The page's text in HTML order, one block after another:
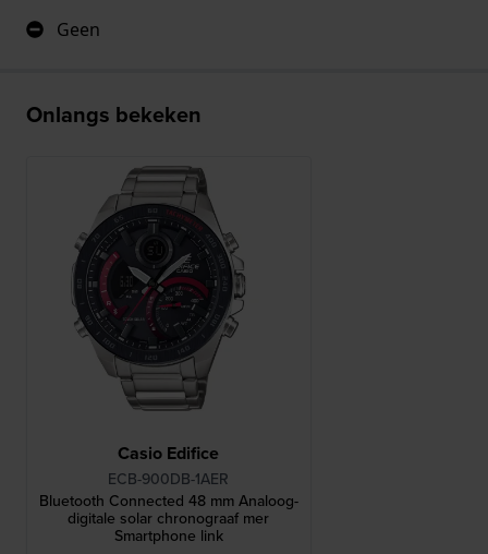
Geen
Onlangs bekeken
Casio Edifice
ECB-900DB-1AER
Bluetooth Connected 48 mm Analoog-
digitale solar chronograaf mer
Smartphone link